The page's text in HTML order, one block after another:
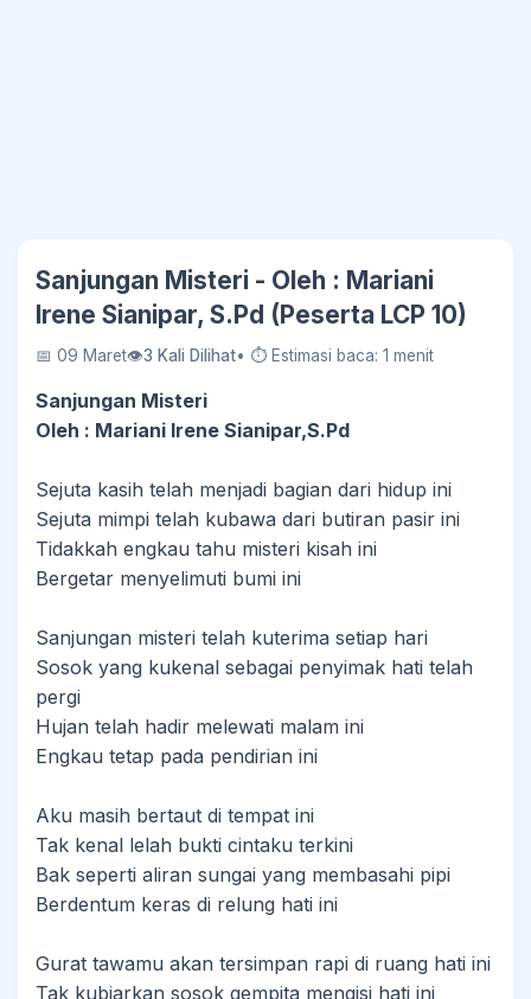
Sanjungan Misteri - Oleh : Mariani
Irene Sianipar, S.Pd (Peserta LCP 10)
📅 09 Maret👁3 Kali Dilihat• ⏱ Estimasi baca: 1 menit
Sanjungan Misteri
Oleh : Mariani Irene Sianipar,S.Pd
Sejuta kasih telah menjadi bagian dari hidup ini
Sejuta mimpi telah kubawa dari butiran pasir ini
Tidakkah engkau tahu misteri kisah ini
Bergetar menyelimuti bumi ini
Sanjungan misteri telah kuterima setiap hari
Sosok yang kukenal sebagai penyimak hati telah
pergi
Hujan telah hadir melewati malam ini
Engkau tetap pada pendirian ini
Aku masih bertaut di tempat ini
Tak kenal lelah bukti cintaku terkini
Bak seperti aliran sungai yang membasahi pipi
Berdentum keras di relung hati ini
Gurat tawamu akan tersimpan rapi di ruang hati ini
Tak kubiarkan sosok gempita mengisi hati ini